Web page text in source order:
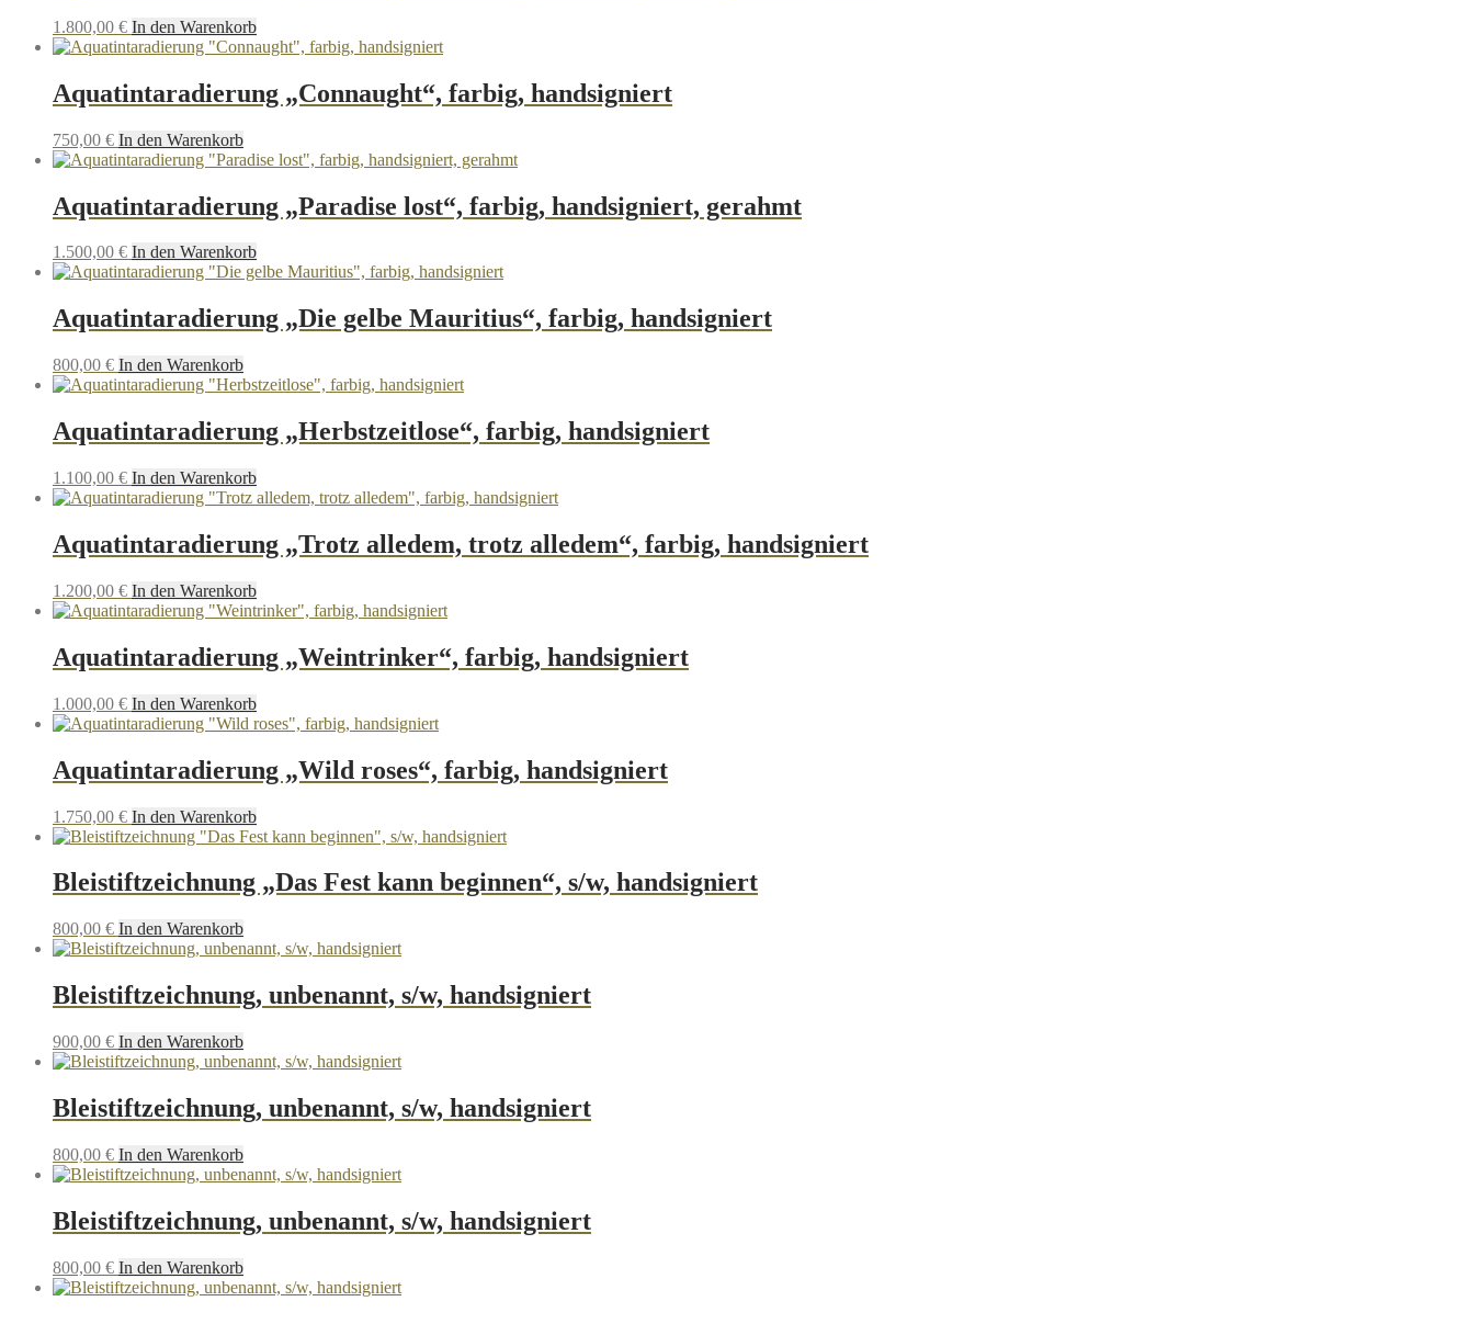
1.800,00 € In den Warenkorb
Aquatintaradierung „Connaught“, farbig, handsigniert
750,00 € In den Warenkorb
Aquatintaradierung „Paradise lost“, farbig, handsigniert, gerahmt
1.500,00 € In den Warenkorb
Aquatintaradierung „Die gelbe Mauritius“, farbig, handsigniert
800,00 € In den Warenkorb
Aquatintaradierung „Herbstzeitlose“, farbig, handsigniert
1.100,00 € In den Warenkorb
Aquatintaradierung „Trotz alledem, trotz alledem“, farbig, handsigniert
1.200,00 € In den Warenkorb
Aquatintaradierung „Weintrinker“, farbig, handsigniert
1.000,00 € In den Warenkorb
Aquatintaradierung „Wild roses“, farbig, handsigniert
1.750,00 € In den Warenkorb
Bleistiftzeichnung „Das Fest kann beginnen“, s/w, handsigniert
800,00 € In den Warenkorb
Bleistiftzeichnung, unbenannt, s/w, handsigniert
900,00 € In den Warenkorb
Bleistiftzeichnung, unbenannt, s/w, handsigniert
800,00 € In den Warenkorb
Bleistiftzeichnung, unbenannt, s/w, handsigniert
800,00 € In den Warenkorb